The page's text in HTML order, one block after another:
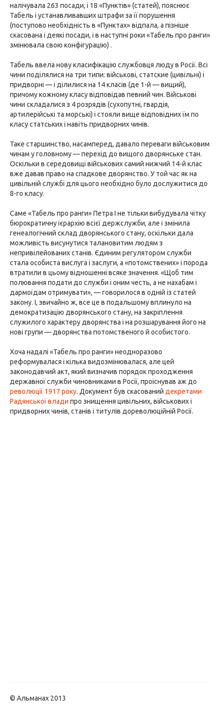
налічувала 263 посади, і 18 «Пунктів» (статей), пояснює
Табель і устанавливавших штрафи за її порушення
(поступово необхідність в «Пунктах» відпала, а пізніше
скасована і деякі посади, і в наступні роки «Табель про ранги»
змінювала свою конфігурацію) .
Табель ввела нову класифікацію службовця люду в Росії. Всі
чини поділялися на три типи: військові, статские (цивільні) і
придворні — і ділилися на 14 класів (де 1-й — вищий),
причому кожному класу відповідав певний чин. Військові
чини складалися з 4 розрядів (сухопутні, гвардія,
артилерійські та морські) і стояли вище відповідних їм по
класу статських і навіть придворних чинів.
Таке старшинство, насамперед, давало переваги військовим
чинам у головному — перехід до вищого дворянське стан.
Оскільки в середовищі військових самий нижчий 14-й клас
вже давав право на спадкове дворянство. У той час як на
цивільній службі для цього необхідно було дослужитися до
8-го класу.
Саме «Табель про ранги» Петра I не тільки вибудувала чітку
бюрократичну ієрархію всієї держслужби, але і змінила
генеалогічний склад дворянського стану, оскільки дала
можливість висунутися талановитим людям з
непривілейованих станів. Єдиним регулятором служби
стала особиста вислуга і заслуги, а «потомствених» і порода
втратили в цьому відношенні всяке значення. «Щоб тим
полювання подати до служби і оним честь, а не нахабам і
дармоїдам отримувати», — говорилося в одній із статей
закону. І, звичайно ж, все це в подальшому вплинуло на
демократизацію дворянського стану, на закріплення
служилого характеру дворянства і на розшарування його на
нові групи — дворянства потомственого й особистого.
Хоча надалі «Табель про ранги» неодноразово
реформувалася і кілька видозмінювалася, але цей
законодавчий акт, який визначив порядок проходження
державної служби чиновниками в Росії, проіснував аж до
революції 1917 року. Документ був скасований декретами
Радянської влади про знищення цивільних, військових і
придворних чинів, станів і титулів дореволюційній Росії.
© Альманах 2013